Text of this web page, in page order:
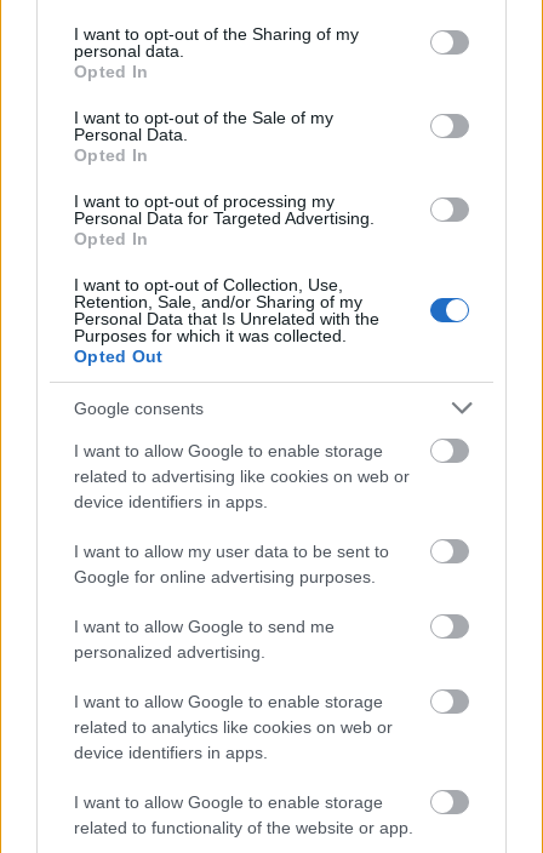
not limited to your visit or usage behaviour. You may click to
grant or deny consent to Google and its third-party tags to
use your data for below specified purposes in below Google
consent section.
I want to opt-out of the Sharing of my
personal data.
Opted In
I want to opt-out of the Sale of my
Personal Data.
Opted In
I want to opt-out of processing my
Personal Data for Targeted Advertising.
Opted In
I want to opt-out of Collection, Use,
Retention, Sale, and/or Sharing of my
Personal Data that Is Unrelated with the
Purposes for which it was collected.
Opted Out
Google consents
I want to allow Google to enable storage
related to advertising like cookies on web or
device identifiers in apps.
I want to allow my user data to be sent to
Google for online advertising purposes.
I want to allow Google to send me
personalized advertising.
I want to allow Google to enable storage
related to analytics like cookies on web or
device identifiers in apps.
I want to allow Google to enable storage
related to functionality of the website or app.
mérföldköve a felülvizsgálat
árnyékában?
Helyi hírek
Egyetlen, fél évszázados vezetéken múlt
HIRDETÉS
HIRDETÉS
HIRDETÉS
LEGOLVASOTTABB